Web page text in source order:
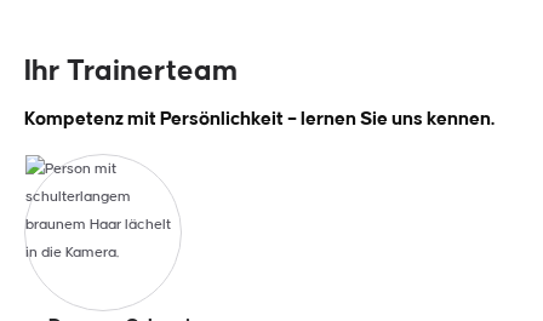
Ihr Trainerteam
Kompetenz mit Persönlichkeit – lernen Sie uns kennen.